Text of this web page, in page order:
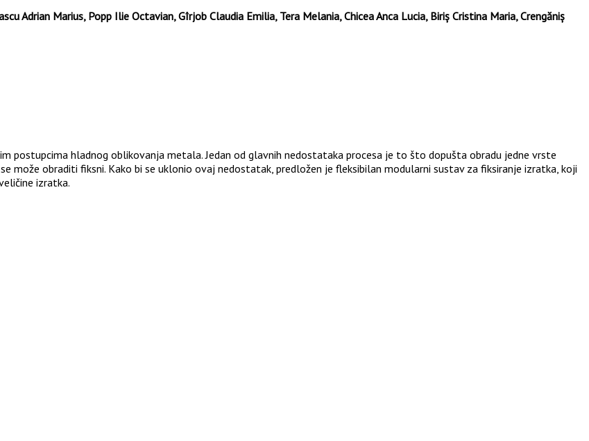
Adrian Marius, Popp Ilie Octavian, Gîrjob Claudia Emilia, Tera Melania, Chicea Anca Lucia, Biriș Cristina Maria, Crengăniș
postupcima hladnog oblikovanja metala. Jedan od glavnih nedostataka procesa je to što dopušta obradu jedne vrste
može obraditi fiksni. Kako bi se uklonio ovaj nedostatak, predložen je fleksibilan modularni sustav za fiksiranje izratka, koji
izratka.